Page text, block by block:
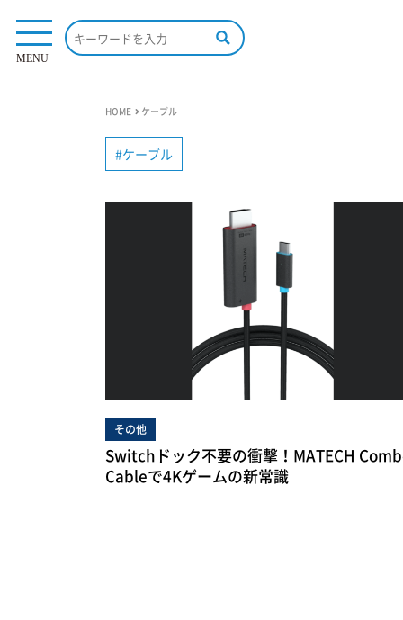
MENU
HOME ケーブル
ケーブル
その他
Switchドック不要の衝撃！MATECH
Cableで4Kゲームの新常識